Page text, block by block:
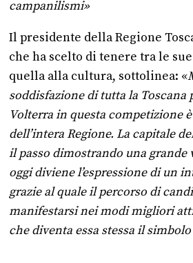
campanilismi»
Il presidente della Regione
che ha scelto di tenere tra le
quella alla cultura, sottolinea: «
soddisfazione di tutta la Toscana
Volterra in questa competizione
dell’intera Regione. La capitale
il passo dimostrando una grande
oggi diviene l’espressione di un
grazie al quale il percorso di
manifestarsi nei modi migliori
che diventa essa stessa il